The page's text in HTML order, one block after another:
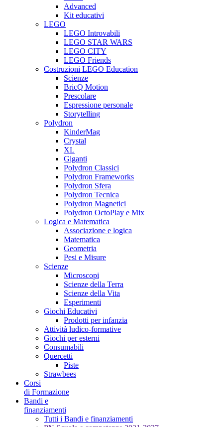
Advanced
Kit educativi
LEGO
LEGO Introvabili
LEGO STAR WARS
LEGO CITY
LEGO Friends
Costruzioni LEGO Education
Scienze
BricQ Motion
Prescolare
Espressione personale
Storytelling
Polydron
KinderMag
Crystal
XL
Giganti
Polydron Classici
Polydron Frameworks
Polydron Sfera
Polydron Tecnica
Polydron Magnetici
Polydron OctoPlay e Mix
Logica e Matematica
Associazione e logica
Matematica
Geometria
Pesi e Misure
Scienze
Microscopi
Scienze della Terra
Scienze della Vita
Esperimenti
Giochi Educativi
Prodotti per infanzia
Attività ludico-formative
Giochi per esterni
Consumabili
Quercetti
Piste
Strawbees
Corsi
di Formazione
Bandi e
finanziamenti
Tutti i Bandi e finanziamenti